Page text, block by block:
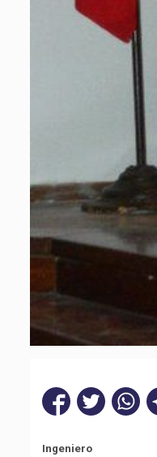
Ingeniero